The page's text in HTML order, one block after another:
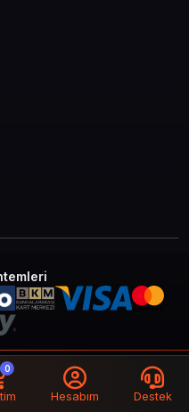
0
Hesabım Destek
İLETİŞİM TEKNOLOJİ LTD STİ